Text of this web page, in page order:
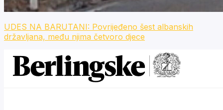
UDES NA BARUTANI: Povrijeđeno šest albanskih
državljana, među njima četvoro djece